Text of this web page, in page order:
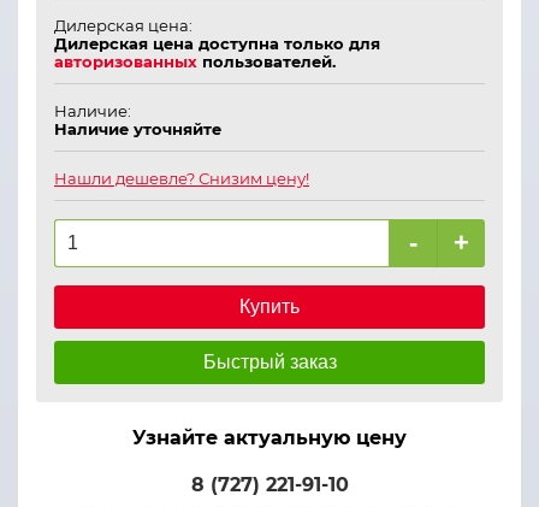
Дилерская цена:
Дилерская цена доступна только для
авторизованных пользователей.
Наличие:
Наличие уточняйте
Нашли дешевле? Снизим цену!
- +
Купить
Быстрый заказ
Узнайте актуальную цену
8 (727) 221-91-10